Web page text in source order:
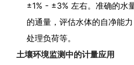
±1% - ±3% 左右。准确的水
的通量，评估水体的自净能
处理负荷等。
土壤环境监测中的计量应用